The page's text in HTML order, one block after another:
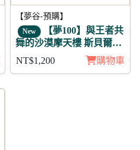
【夢谷-預購】
New 【夢100】與王者共
舞的沙漠摩天樓 斯貝爾維
亞 日覺 徽章11入組
NT$1,200 購物車